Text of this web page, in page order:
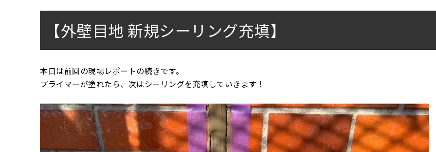
【外壁目地 新規シーリング充填】
本日は前回の現場レポートの続きです。
プライマーが塗れたら、次はシーリングを充填していきます！